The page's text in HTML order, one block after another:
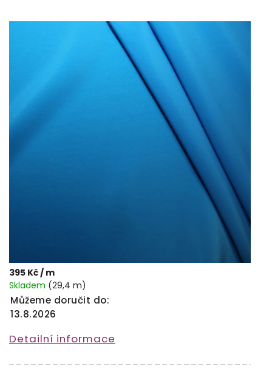
395 Kč/ m
Skladem (29,4 m)
Můžeme doručit do:
13.8.2026
Detailní informace